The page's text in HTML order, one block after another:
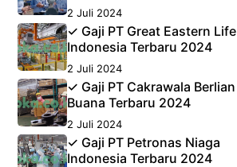
2 Juli 2024
✓ Gaji PT Great Eastern Life
Indonesia Terbaru 2024
2 Juli 2024
✓ Gaji PT Cakrawala Berlian
Buana Terbaru 2024
2 Juli 2024
✓ Gaji PT Petronas Niaga
Indonesia Terbaru 2024